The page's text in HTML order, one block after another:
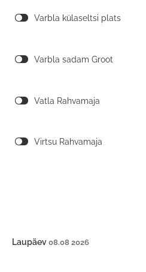
Varbla külaseltsi plats
Varbla sadam Groot
Vatla Rahvamaja
Virtsu Rahvamaja
Laupäev 08.08 2026